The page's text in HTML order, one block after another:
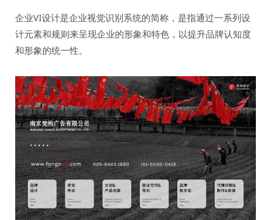
企业VI设计是企业视觉识别系统的简称，是指通过一系列设
计元素和规则来呈现企业的形象和特色，以提升品牌认知度
和形象的统一性。